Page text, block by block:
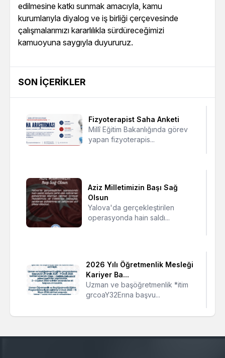
edilmesine katkı sunmak amacıyla, kamu
kurumlarıyla diyalog ve iş birliği çerçevesinde
çalışmalarımızı kararlılıkla sürdüreceğimizi
kamuoyuna saygıyla duyururuz.
SON İÇERIKLER
Fizyoterapist Saha Anketi
Millî Eğitim Bakanlığında görev
yapan fizyoterapis...
Aziz Milletimizin Başı Sağ
Olsun
Yalova'da gerçekleştirilen
operasyonda hain saldı...
2026 Yılı Öğretmenlik Mesleği
Kariyer Ba...
Uzman ve başöğretmenlik *itim
grcoaY32Erına başvu...